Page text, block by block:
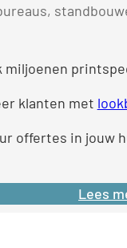
miljoenen
klanten met
offertes in jouw
Lees